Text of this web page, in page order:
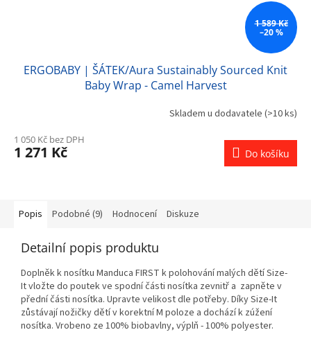
1 589 Kč
–20 %
ERGOBABY | ŠÁTEK/Aura Sustainably Sourced Knit
Baby Wrap - Camel Harvest
Skladem u dodavatele (>10 ks)
1 050 Kč bez DPH
1 271 Kč Do košíku
Popis Podobné (9) Hodnocení Diskuze
Detailní popis produktu
Doplněk k nosítku Manduca FIRST k polohování malých dětí Size-
It vložte do poutek ve spodní části nosítka zevnitř a zapněte v
přední části nosítka. Upravte velikost dle potřeby. Díky Size-It
zůstávají nožičky dětí v korektní M poloze a dochází k zúžení
nosítka. Vrobeno ze 100% biobavlny, výplň - 100% polyester.